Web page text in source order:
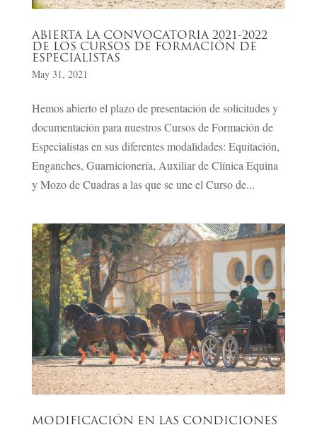
ABIERTA LA CONVOCATORIA 2021-2022
DE LOS CURSOS DE FORMACIÓN DE
ESPECIALISTAS
May 31, 2021
Hemos abierto el plazo de presentación de solicitudes y
documentación para nuestros Cursos de Formación de
Especialistas en sus diferentes modalidades: Equitación,
Enganches, Guarnicionería, Auxiliar de Clínica Equina
y Mozo de Cuadras a las que se une el Curso de...
MODIFICACIÓN EN LAS CONDICIONES